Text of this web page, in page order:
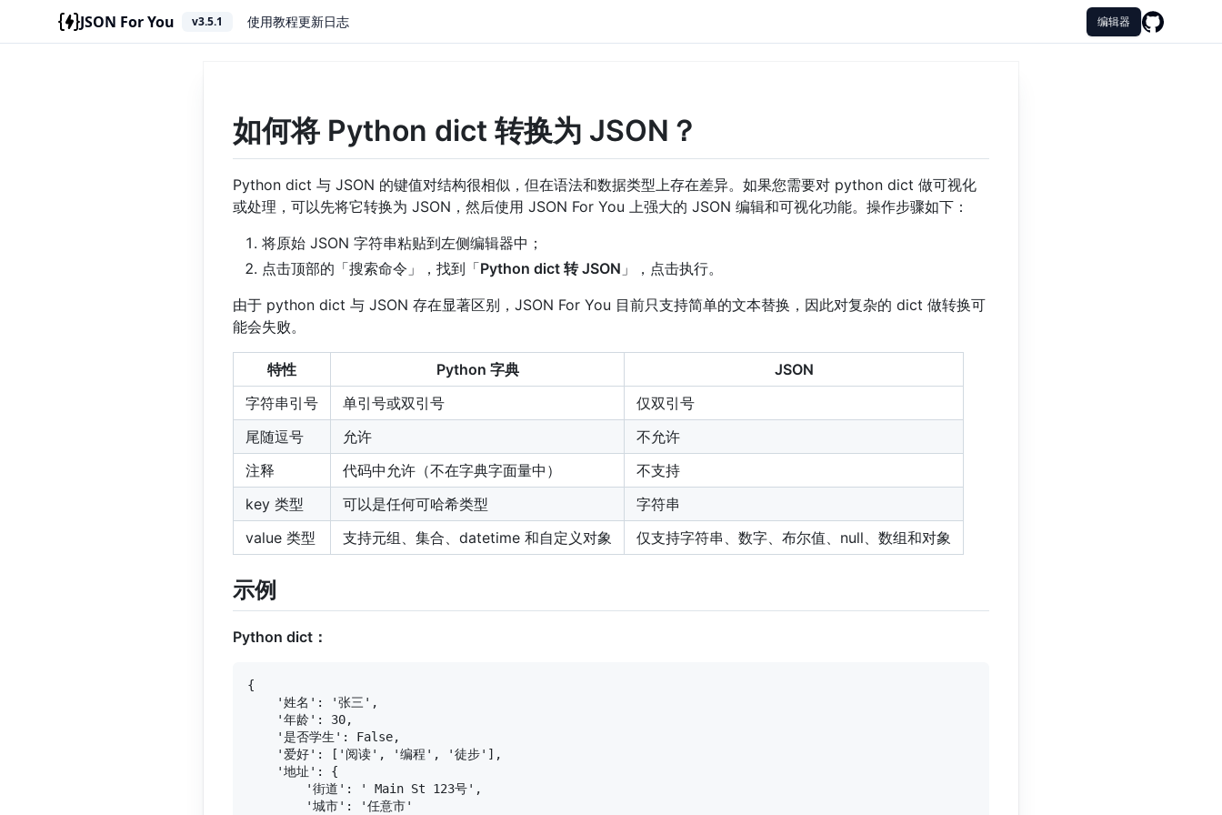
JSON For You v3.5.1 使用教程更新日志 编辑器
如何将 Python dict 转换为 JSON？
Python dict 与 JSON 的键值对结构很相似，但在语法和数据类型上存在差异。如果您需要对 python dict 做可视化
或处理，可以先将它转换为 JSON，然后使用 JSON For You 上强大的 JSON 编辑和可视化功能。操作步骤如下：
将原始 JSON 字符串粘贴到左侧编辑器中；
点击顶部的「搜索命令」，找到「Python dict 转 JSON 」，点击执行。
由于 python dict 与 JSON 存在显著区别，JSON For You 目前只支持简单的文本替换，因此对复杂的 dict 做转换可
能会失败。
特性 Python 字典
JSON
字符串引号
单引号或双引号
仅双引号
尾随逗号
允许
不允许
注释
代码中允许（不在字典字面量中）
不支持
key 类型
可以是任何可哈希类型
字符串
value 类型
支持元组、集合、datetime 和自定义对象 仅支持字符串、数字、布尔值、null、数组和对象
示例
Python dict：
{
    '姓名': '张三',
    '年龄': 30,
    '是否学生': False,
    '爱好': ['阅读', '编程', '徒步'],
    '地址': {
        '街道': ' Main St 123号',
        '城市': '任意市'